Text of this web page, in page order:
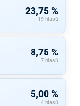
23,75 %
19 hlasů
8,75 %
7 hlasů
5,00 %
4 hlasů